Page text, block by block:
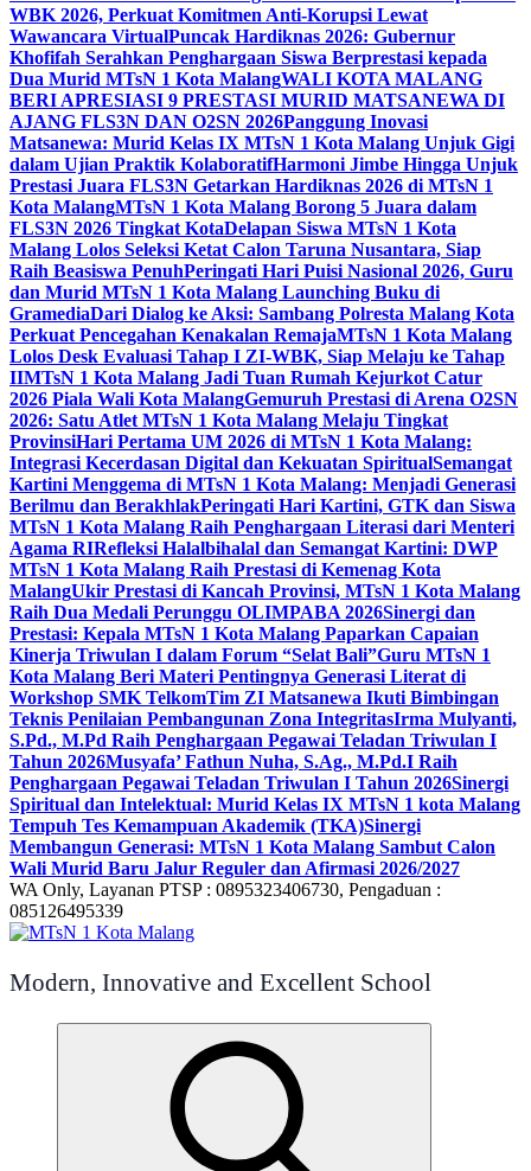
WBK 2026, Perkuat Komitmen Anti-Korupsi Lewat
Wawancara VirtualPuncak Hardiknas 2026: Gubernur
Khofifah Serahkan Penghargaan Siswa Berprestasi kepada
Dua Murid MTsN 1 Kota MalangWALI KOTA MALANG
BERI APRESIASI 9 PRESTASI MURID MATSANEWA DI
AJANG FLS3N DAN O2SN 2026Panggung Inovasi
Matsanewa: Murid Kelas IX MTsN 1 Kota Malang Unjuk Gigi
dalam Ujian Praktik KolaboratifHarmoni Jimbe Hingga Unjuk
Prestasi Juara FLS3N Getarkan Hardiknas 2026 di MTsN 1
Kota MalangMTsN 1 Kota Malang Borong 5 Juara dalam
FLS3N 2026 Tingkat KotaDelapan Siswa MTsN 1 Kota
Malang Lolos Seleksi Ketat Calon Taruna Nusantara, Siap
Raih Beasiswa PenuhPeringati Hari Puisi Nasional 2026, Guru
dan Murid MTsN 1 Kota Malang Launching Buku di
GramediaDari Dialog ke Aksi: Sambang Polresta Malang Kota
Perkuat Pencegahan Kenakalan RemajaMTsN 1 Kota Malang
Lolos Desk Evaluasi Tahap I ZI-WBK, Siap Melaju ke Tahap
IIMTsN 1 Kota Malang Jadi Tuan Rumah Kejurkot Catur
2026 Piala Wali Kota MalangGemuruh Prestasi di Arena O2SN
2026: Satu Atlet MTsN 1 Kota Malang Melaju Tingkat
ProvinsiHari Pertama UM 2026 di MTsN 1 Kota Malang:
Integrasi Kecerdasan Digital dan Kekuatan SpiritualSemangat
Kartini Menggema di MTsN 1 Kota Malang: Menjadi Generasi
Berilmu dan BerakhlakPeringati Hari Kartini, GTK dan Siswa
MTsN 1 Kota Malang Raih Penghargaan Literasi dari Menteri
Agama RIRefleksi Halalbihalal dan Semangat Kartini: DWP
MTsN 1 Kota Malang Raih Prestasi di Kemenag Kota
MalangUkir Prestasi di Kancah Provinsi, MTsN 1 Kota Malang
Raih Dua Medali Perunggu OLIMPABA 2026Sinergi dan
Prestasi: Kepala MTsN 1 Kota Malang Paparkan Capaian
Kinerja Triwulan I dalam Forum “Selat Bali”Guru MTsN 1
Kota Malang Beri Materi Pentingnya Generasi Literat di
Workshop SMK TelkomTim ZI Matsanewa Ikuti Bimbingan
Teknis Penilaian Pembangunan Zona IntegritasIrma Mulyanti,
S.Pd., M.Pd Raih Penghargaan Pegawai Teladan Triwulan I
Tahun 2026Musyafa’ Fathun Nuha, S.Ag., M.Pd.I Raih
Penghargaan Pegawai Teladan Triwulan I Tahun 2026Sinergi
Spiritual dan Intelektual: Murid Kelas IX MTsN 1 kota Malang
Tempuh Tes Kemampuan Akademik (TKA)Sinergi
Membangun Generasi: MTsN 1 Kota Malang Sambut Calon
Wali Murid Baru Jalur Reguler dan Afirmasi 2026/2027
WA Only, Layanan PTSP : 0895323406730, Pengaduan :
085126495339
Modern, Innovative and Excellent School